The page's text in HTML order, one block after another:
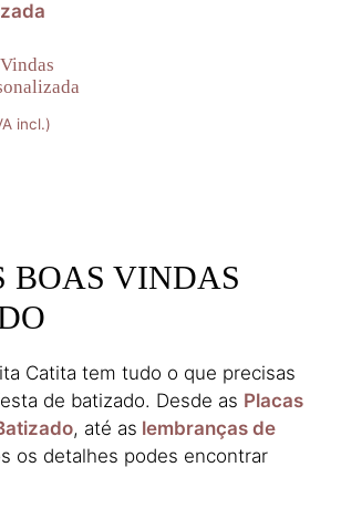
incl.)
BOAS VINDAS
Catita tem tudo o que precisas
de batizado. Desde as Placas
, até as lembranças de
os detalhes podes encontrar